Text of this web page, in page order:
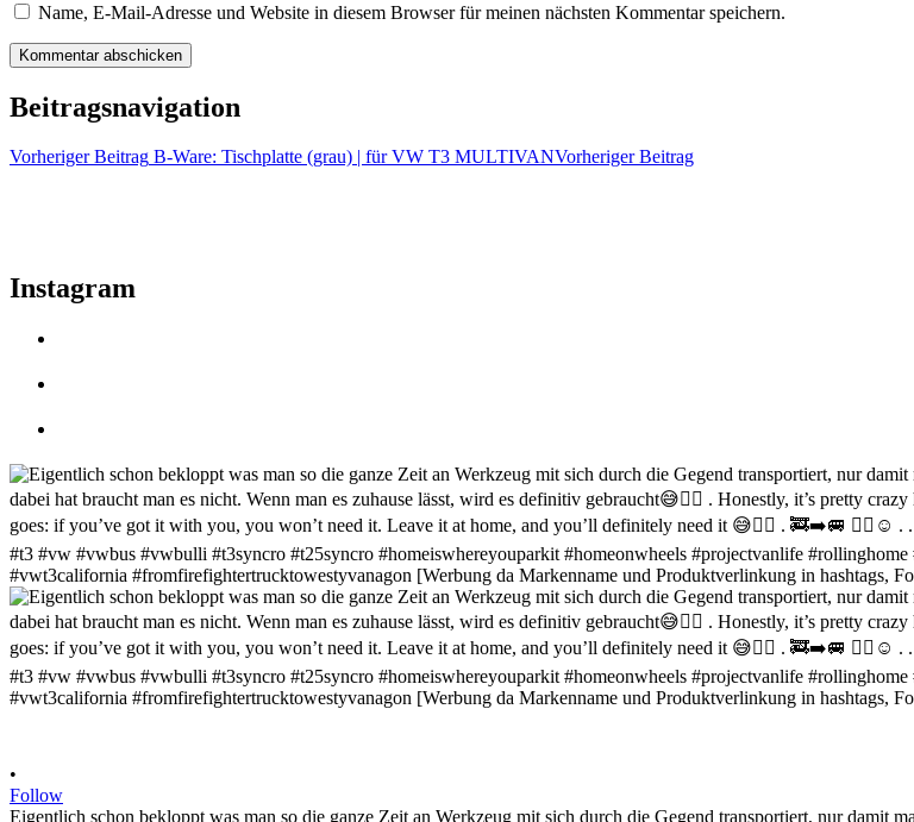
Name, E-Mail-Adresse und Website in diesem Browser für meinen nächsten Kommentar speichern.
Beitragsnavigation
Vorheriger Beitrag B-Ware: Tischplatte (grau) | für VW T3 MULTIVANVorheriger Beitrag
Instagram
•
Follow
Eigentlich schon bekloppt was man so die ganze Zeit an Werkzeug mit sich durch die Gegend transportiert, nur damit